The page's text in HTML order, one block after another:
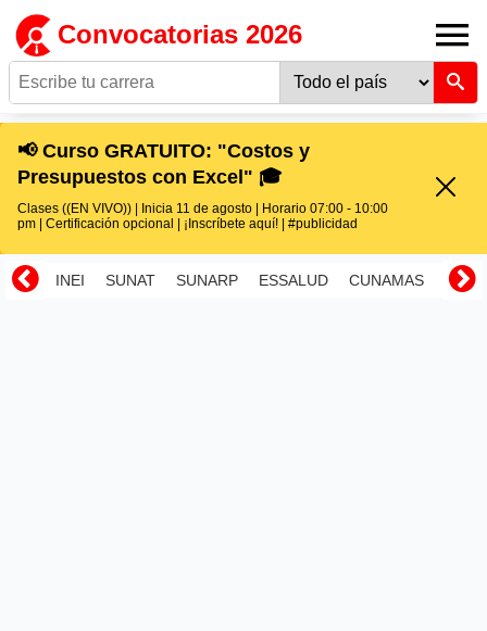
Convocatorias 2026
📢 Curso GRATUITO: "Costos y
Presupuestos con Excel" 🎓
Clases ((EN VIVO)) | Inicia 11 de agosto | Horario 07:00 - 10:00
pm | Certificación opcional | ¡Inscríbete aquí! | #publicidad
INEI SUNAT SUNARP ESSALUD CUNAMAS